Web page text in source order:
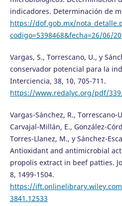
indicadores. Determinación de
https://dof.gob.mx/
codigo=5398468&fecha=26/06/
Vargas, S., Torrescano, U., y
conservador potencial para la
Interciencia, 38, 10, 705-711.
https://www.redalyc.org/pdf/
Vargas-Sánchez, R., Torrescano-
Carvajal-Millán, E., González-
Torres-Llanez, M., y Sánchez-
Antioxidant and antimicrobial
propolis extract in beef patties.
8, 1499-1504.
https://
3841.12533